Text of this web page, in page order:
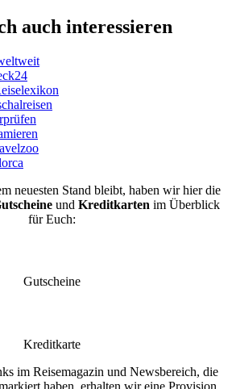
auch interessieren
neuesten Stand bleibt, haben wir hier die
und Kreditkarten im Überblick
für Euch:
Gutscheine
Kreditkarte
im Reisemagazin und Newsbereich, die
haben, erhalten wir eine Provision